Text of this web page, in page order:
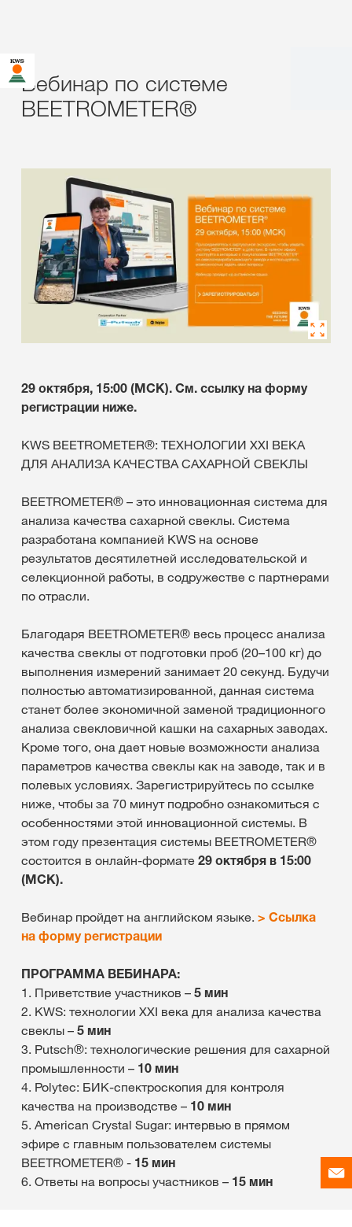
Вебинар по системе
BEETROMETER®
29 октября, 15:00 (МСК). См. ссылку на форму
регистрации ниже.
KWS BEETROMETER®: ТЕХНОЛОГИИ XXI ВЕКА
ДЛЯ АНАЛИЗА КАЧЕСТВА САХАРНОЙ СВЕКЛЫ
BEETROMETER® – это инновационная система для
анализа качества сахарной свеклы. Система
разработана компанией KWS на основе
результатов десятилетней исследовательской и
селекционной работы, в содружестве с партнерами
по отрасли.
Благодаря BEETROMETER® весь процесс анализа
качества свеклы от подготовки проб (20–100 кг) до
выполнения измерений занимает 20 секунд. Будучи
полностью автоматизированной, данная система
станет более экономичной заменой традиционного
анализа свекловичной кашки на сахарных заводах.
Кроме того, она дает новые возможности анализа
параметров качества свеклы как на заводе, так и в
полевых условиях. Зарегистрируйтесь по ссылке
ниже, чтобы за 70 минут подробно ознакомиться с
особенностями этой инновационной системы. В
этом году презентация системы BEETROMETER®
состоится в онлайн-формате 29 октября в 15:00
(МСК).
Вебинар пройдет на английском языке. > Ссылка
на форму регистрации
ПРОГРАММА ВЕБИНАРА:
1. Приветствие участников – 5 мин
2. KWS: технологии XXI века для анализа качества
свеклы – 5 мин
3. Putsch®: технологические решения для сахарной
промышленности – 10 мин
4. Polytec: БИК-спектроскопия для контроля
качества на производстве – 10 мин
5. American Crystal Sugar: интервью в прямом
эфире с главным пользователем системы
BEETROMETER® - 15 мин
6. Ответы на вопросы участников – 15 мин